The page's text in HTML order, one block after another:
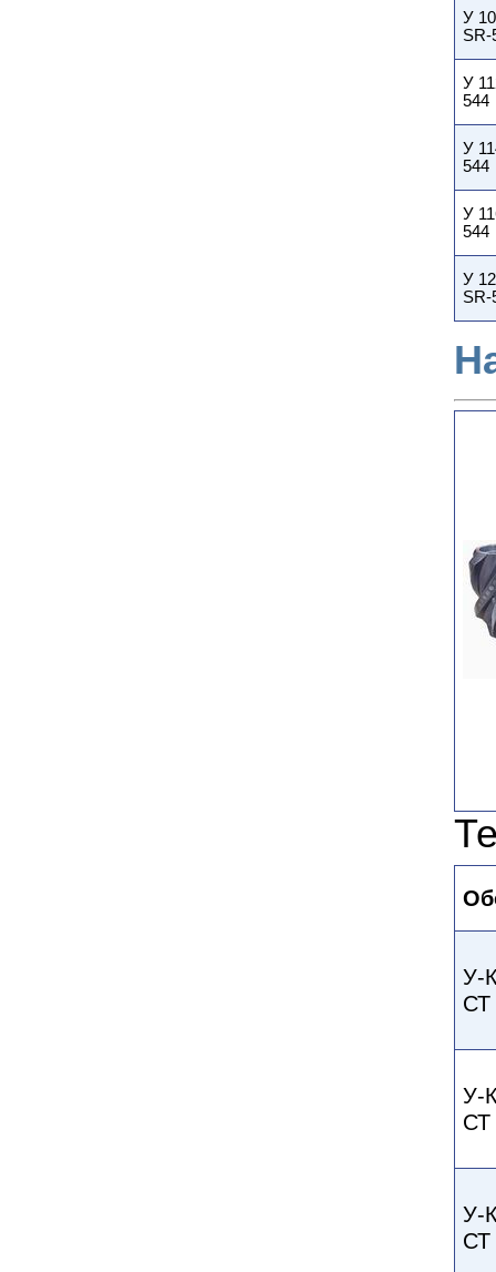
У
SR-
У
544
У
544
У
544
У
SR-
У-
СТ
У-
СТ
У-
СТ